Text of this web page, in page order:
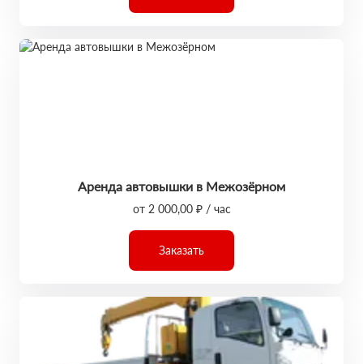
Аренда автовышки в Межозёрном
от 2 000,00 ₽ / час
Заказать